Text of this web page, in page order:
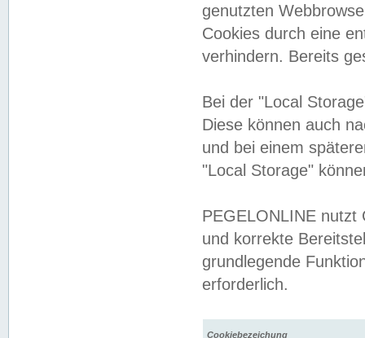
genutzten
Cookies durch eine
verhindern. Bereits
Bei der "Local
Diese können auch
und bei einem
"Local Storage"
PEGELONLINE nutzt
und korrekte
grundlegende
erforderlich.
Cookiebezeichung